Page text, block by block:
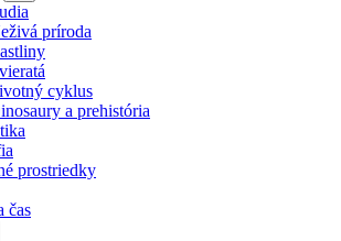
príroda
cyklus
a prehistória
prostriedky
čas